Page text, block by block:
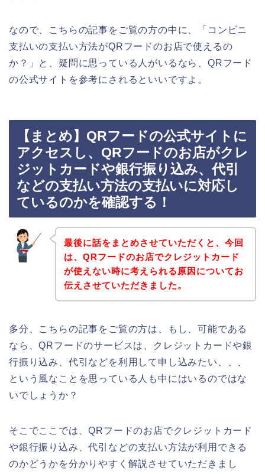
なので、こちらの記事をご覧の方の中に、「コンビニ
支払いの支払い方法がQRフードのお店で使えるの
か？」と、疑問に思っている人がいるなら、QRフード
の公式サイトを参考にされるといいですよ。
【まとめ】QRフードの公式サイトに
アクセスし、QRフードのお店がクレ
ジットカードや銀行振り込み、代引
などの支払い方法の支払いに対応し
ているのかを確認する！
最後に話をまとめさせていただくと、今回
は、QRフードのお店でクレジットカード
が使えない時に考えられる原因についてお
伝えさせていただきました。
多分、こちらの記事をご覧の方は、もし、可能である
なら、QRフードのサービスは、クレジットカードや銀
行振り込み、代引などを利用して申し込みたい、、、
という風なことを思っている人も中にはいるのではな
いでしょうか？
そこでここでは、QRフードのお店でクレジットカード
や銀行振り込み、代引などの支払い方法が利用できる
のかどうかを分かりやすく解説させていただきまし